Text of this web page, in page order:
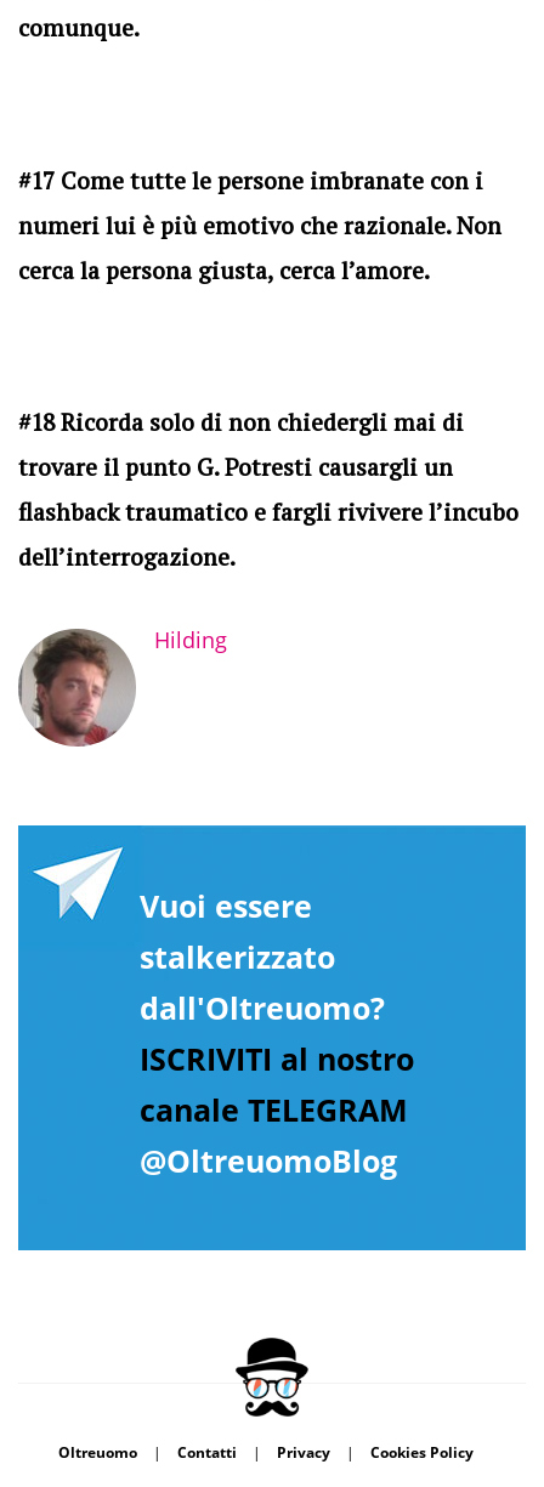
comunque.
#17 Come tutte le persone imbranate con i
numeri lui è più emotivo che razionale. Non
cerca la persona giusta, cerca l’amore.
#18 Ricorda solo di non chiedergli mai di
trovare il punto G. Potresti causargli un
flashback traumatico e fargli rivivere l’incubo
dell’interrogazione.
Hilding
Vuoi essere
stalkerizzato
dall'Oltreuomo?
ISCRIVITI al nostro
canale TELEGRAM
@OltreuomoBlog
Oltreuomo | Contatti | Privacy | Cookies Policy